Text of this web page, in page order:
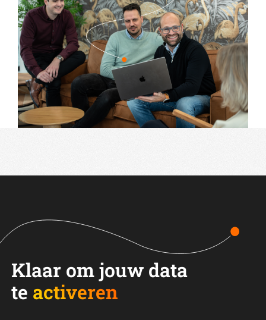
Klaar om jouw data
te activeren